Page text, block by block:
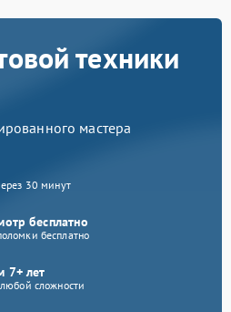
техники
мастера
30 минут
бесплатно
бесплатно
7+ лет
сложности